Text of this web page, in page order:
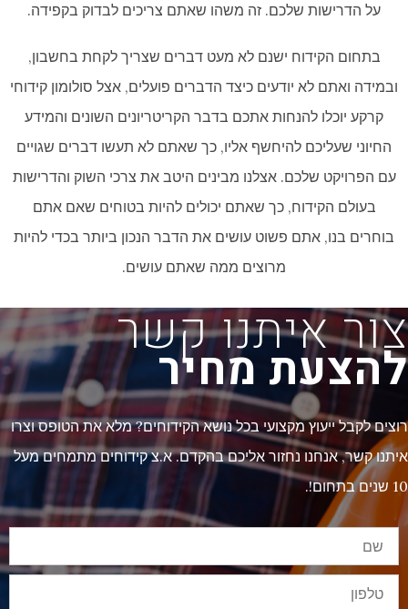
על הדרישות שלכם. זה משהו שאתם צריכים לבדוק בקפידה.
בתחום הקידוח ישנם לא מעט דברים שצריך לקחת בחשבון,
ובמידה ואתם לא יודעים כיצד הדברים פועלים, אצל סולומון קידוחי
קרקע יוכלו להנחות אתכם בדבר הקריטריונים השונים והמידע
החיוני שעליכם להיחשף אליו, כך שאתם לא תעשו דברים שגויים
עם הפרויקט שלכם. אצלנו מבינים היטב את צרכי השוק והדרישות
בעולם הקידוח, כך שאתם יכולים להיות בטוחים שאם אתם
בוחרים בנו, אתם פשוט עושים את הדבר הנכון ביותר בכדי להיות
מרוצים ממה שאתם עושים.
צור איתנו קשר
להצעת מחיר
רוצים לקבל ייעוץ מקצועי בכל נושא הקידוחים? מלא את הטופס וצרו
איתנו קשר, אנחנו נחזור אליכם בהקדם. א.צ קידוחים מתמחים מעל
10 שנים בתחום!.
שם
טלפון